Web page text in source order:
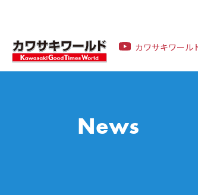
カワサキワール
News